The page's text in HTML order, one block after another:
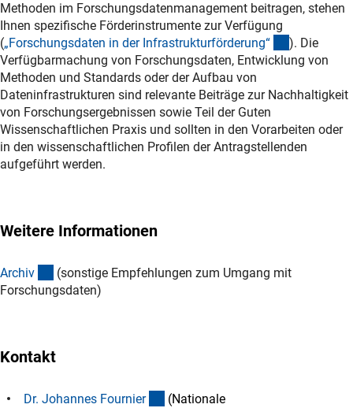
Methoden im Forschungsdatenmanagement beitragen, stehen
Ihnen spezifische Förderinstrumente zur Verfügung
(„Forschungsdaten in der Infrastrukturförderung“ (interner
). Die
Verfügbarmachung von Forschungsdaten, Entwicklung von
Methoden und Standards oder der Aufbau von
Dateninfrastrukturen sind relevante Beiträge zur Nachhaltigkeit
von Forschungsergebnissen sowie Teil der Guten
Wissenschaftlichen Praxis und sollten in den Vorarbeiten oder
in den wissenschaftlichen Profilen der Antragstellenden
aufgeführt werden.
Weitere Informationen
Archiv (interner Link)
(sonstige Empfehlungen zum Umgang mit
Forschungsdaten)
Kontakt
Dr. Johannes Fournier (externer Link)
(Nationale